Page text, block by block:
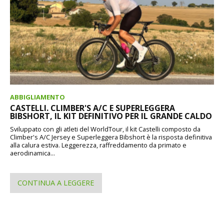
ABBIGLIAMENTO
CASTELLI. CLIMBER'S A/C E SUPERLEGGERA
BIBSHORT, IL KIT DEFINITIVO PER IL GRANDE CALDO
Sviluppato con gli atleti del WorldTour, il kit Castelli composto da
Climber's A/C Jersey e Superleggera Bibshort è la risposta definitiva
alla calura estiva. Leggerezza, raffreddamento da primato e
aerodinamica...
CONTINUA A LEGGERE